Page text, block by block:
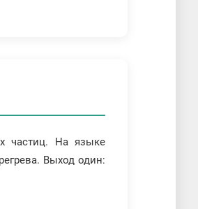
частиц. На языке
Выход один: